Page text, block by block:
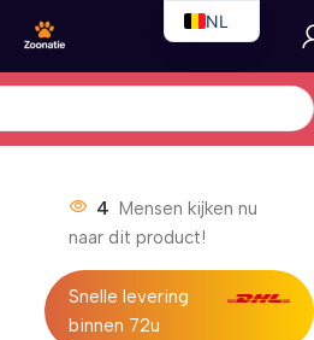
4 Mensen kijken nu
naar dit product!
Snelle levering
binnen 72u
NL